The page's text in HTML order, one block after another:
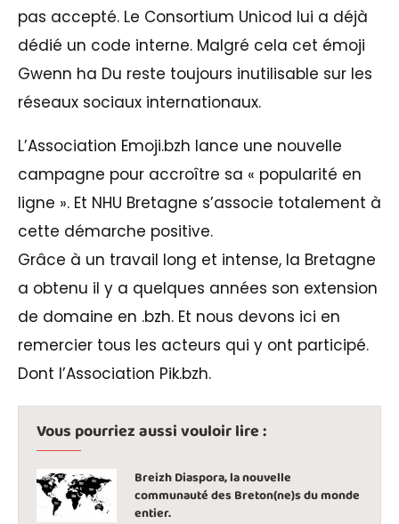
pas accepté. Le Consortium Unicod lui a déjà
dédié un code interne. Malgré cela cet émoji
Gwenn ha Du reste toujours inutilisable sur les
réseaux sociaux internationaux.
L’Association Emoji.bzh lance une nouvelle
campagne pour accroître sa « popularité en
ligne ». Et NHU Bretagne s’associe totalement à
cette démarche positive.
Grâce à un travail long et intense, la Bretagne
a obtenu il y a quelques années son extension
de domaine en .bzh. Et nous devons ici en
remercier tous les acteurs qui y ont participé.
Dont l’Association Pik.bzh.
Vous pourriez aussi vouloir lire :
Breizh Diaspora, la nouvelle
communauté des Breton(ne)s du monde
entier.